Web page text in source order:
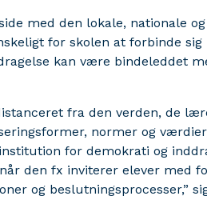
med den lokale, nationale
for skolen at forbinde sig
kan være bindeleddet
fra den verden, de
normer og
for demokrati og
den fx inviterer elever med
og beslutningsprocesser,”